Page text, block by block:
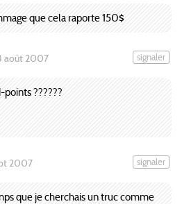
que cela raporte 150$
août 2007 signaler
??????
2007 signaler
que je cherchais un truc comme